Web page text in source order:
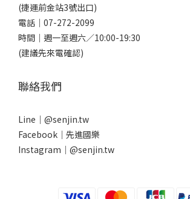
(捷運前金站3號出口)
電話｜ 07-272-2099
時間｜週一至週六／10:00-19:30
(建議先來電確認)
聯絡我們
Line｜ @senjin.tw
Facebook｜ 先進國樂
Instagram｜ @senjin.tw